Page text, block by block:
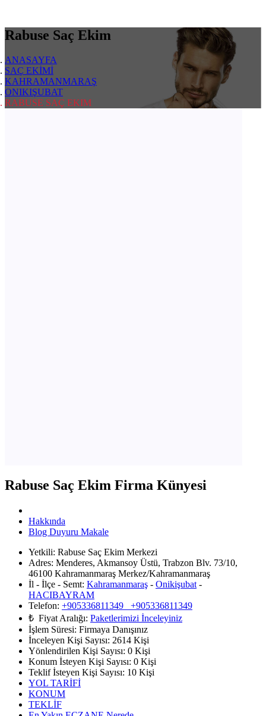
Rabuse Saç Ekim
ANASAYFA
SAÇ EKİMİ
KAHRAMANMARAŞ
ONIKIŞUBAT
RABUSE SAÇ EKIM
Rabuse Saç Ekim Firma Künyesi
Hakkında
Blog Duyuru Makale
Yetkili: Rabuse Saç Ekim Merkezi
Adres: Menderes, Akmansoy Üstü, Trabzon Blv. 73/10,
46100 Kahramanmaraş Merkez/Kahramanmaraş
İl - İlçe - Semt: Kahramanmaraş - Onikişubat -
HACIBAYRAM
Telefon: +905336811349 +905336811349
₺ Fiyat Aralığı: Paketlerimizi İnceleyiniz
İşlem Süresi: Firmaya Danışınız
İnceleyen Kişi Sayısı: 2614 Kişi
Yönlendirilen Kişi Sayısı: 0 Kişi
Konum İsteyen Kişi Sayısı: 0 Kişi
Teklif İsteyen Kişi Sayısı: 10 Kişi
YOL TARİFİ
KONUM
TEKLİF